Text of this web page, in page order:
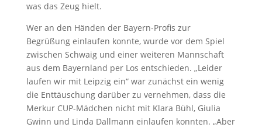
was das Zeug hielt.
Wer an den Händen der Bayern-Profis zur
Begrüßung einlaufen konnte, wurde vor dem Spiel
zwischen Schwaig und einer weiteren Mannschaft
aus dem Bayernland per Los entschieden. „Leider
laufen wir mit Leipzig ein“ war zunächst ein wenig
die Enttäuschung darüber zu vernehmen, dass die
Merkur CUP-Mädchen nicht mit Klara Bühl, Giulia
Gwinn und Linda Dallmann einlaufen konnten. „Aber